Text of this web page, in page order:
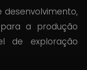
a produção
de exploração